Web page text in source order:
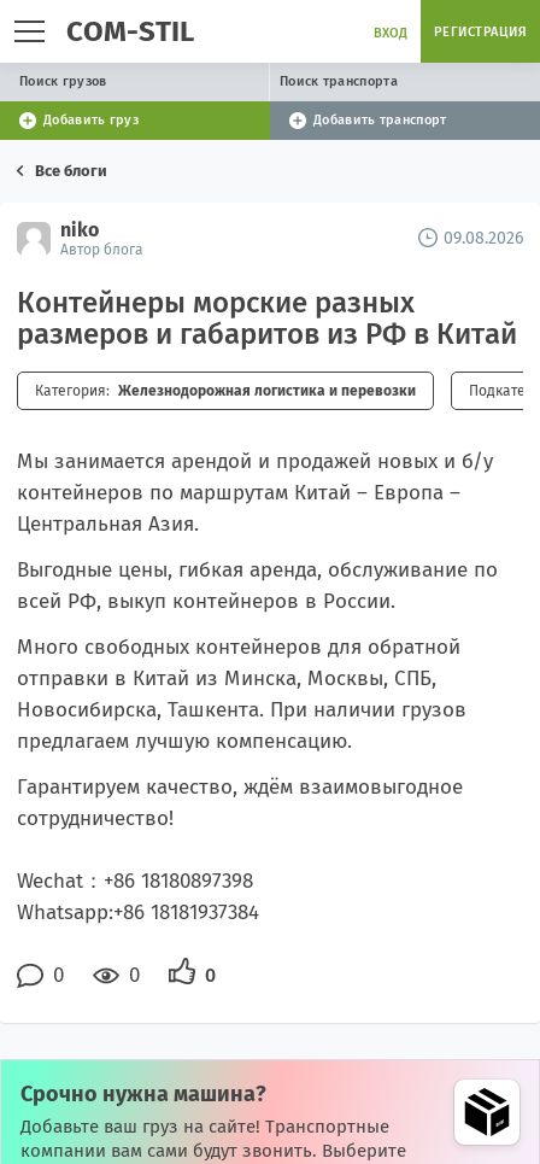
COM-STIL ВХОД РЕГИСТРАЦИЯ
Поиск грузов Поиск транспорта
Добавить груз Добавить транспорт
Все блоги
niko
Автор блога
09.08.2026
Контейнеры морские разных
размеров и габаритов из РФ в Китай
Категория: Железнодорожная логистика и перевозки
Мы занимается арендой и продажей новых и б/у
контейнеров по маршрутам Китай – Европа –
Центральная Азия.
Выгодные цены, гибкая аренда, обслуживание по
всей РФ, выкуп контейнеров в России.
Много свободных контейнеров для обратной
отправки в Китай из Минска, Москвы, СПБ,
Новосибирска, Ташкента. При наличии грузов
предлагаем лучшую компенсацию.
Гарантируем качество, ждём взаимовыгодное
сотрудничество!
Wechat：+86 18180897398
Whatsapp:+86 18181937384
0 0 0
Срочно нужна машина?
Добавьте ваш груз на сайте! Транспортные
компании вам сами будут звонить. Выберите